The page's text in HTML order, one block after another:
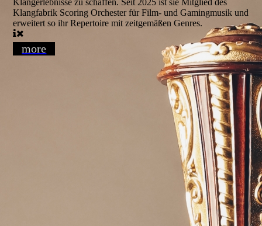
Klangerlebnisse zu schaffen. Seit 2025 ist sie Mitglied des
Klangfabrik Scoring Orchester für Film- und Gamingmusik und
erweitert so ihr Repertoire mit zeitgemäßen Genres.
more